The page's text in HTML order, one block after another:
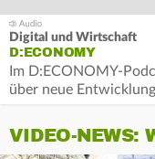
Digital und Wirtschaft
D:ECONOMY
Im D:ECONOMY-
über neue
VIDEO-NEWS: